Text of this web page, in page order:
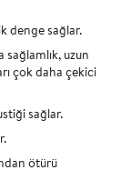
denge sağlar.
sağlamlık, uzun
çok daha çekici
sağlar.
ötürü